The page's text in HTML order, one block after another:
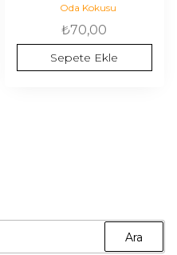
Oda Kokusu
₺70,00
Sepete Ekle